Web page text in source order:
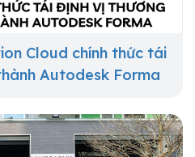
Cloud chính thức tái
Autodesk Forma